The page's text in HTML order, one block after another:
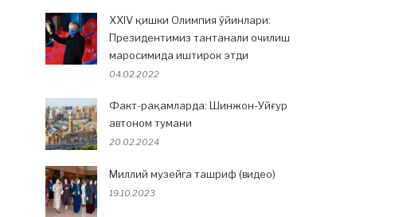
XXIV қишки Олимпия ўйинлари:
Президентимиз тантанали очилиш
маросимида иштирок этди
04.02.2022
Факт-рақамларда: Шинжон-Уйғур
автоном тумани
20.02.2024
Миллий музейга ташриф (видео)
19.10.2023